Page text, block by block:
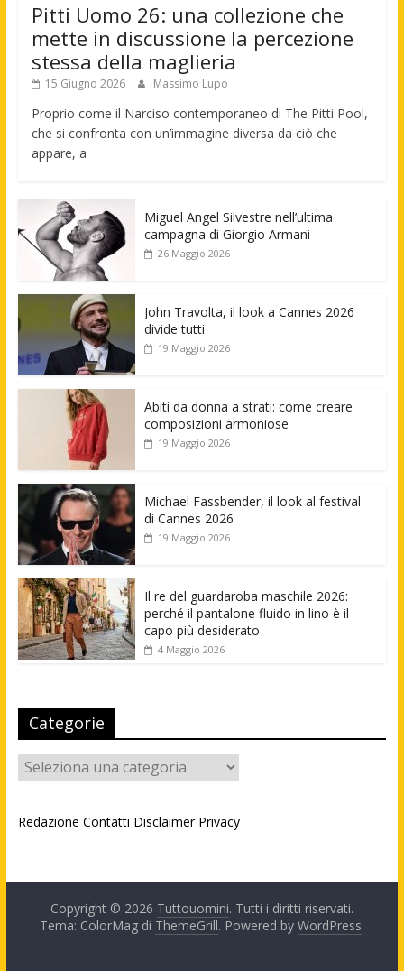
Pitti Uomo 26: una collezione che
mette in discussione la percezione
stessa della maglieria
15 Giugno 2026 Massimo Lupo
Proprio come il Narciso contemporaneo di The Pitti Pool,
che si confronta con un’immagine diversa da ciò che
appare, a
Miguel Angel Silvestre nell’ultima
campagna di Giorgio Armani
26 Maggio 2026
John Travolta, il look a Cannes 2026
divide tutti
19 Maggio 2026
Abiti da donna a strati: come creare
composizioni armoniose
19 Maggio 2026
Michael Fassbender, il look al festival
di Cannes 2026
19 Maggio 2026
Il re del guardaroba maschile 2026:
perché il pantalone fluido in lino è il
capo più desiderato
4 Maggio 2026
Categorie
Categorie
Redazione Contatti Disclaimer Privacy
Copyright © 2026 Tuttouomini. Tutti i diritti riservati.
Tema: ColorMag di ThemeGrill. Powered by WordPress.